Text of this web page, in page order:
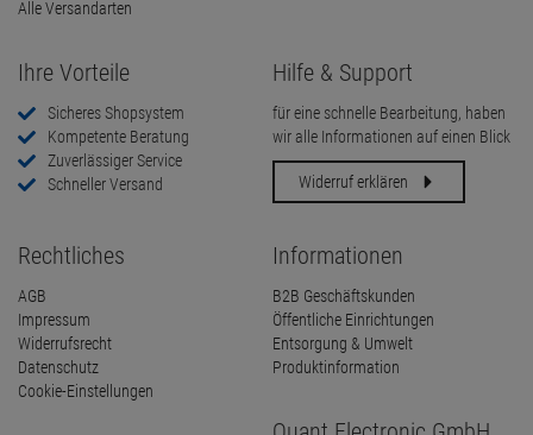
Alle Versandarten
Ihre Vorteile
Sicheres Shopsystem
Kompetente Beratung
Zuverlässiger Service
Schneller Versand
Hilfe & Support
für eine schnelle Bearbeitung, haben
wir alle Informationen auf einen Blick
Widerruf erklären
Rechtliches
AGB
Impressum
Widerrufsrecht
Datenschutz
Cookie-Einstellungen
Informationen
B2B Geschäftskunden
Öffentliche Einrichtungen
Entsorgung & Umwelt
Produktinformation